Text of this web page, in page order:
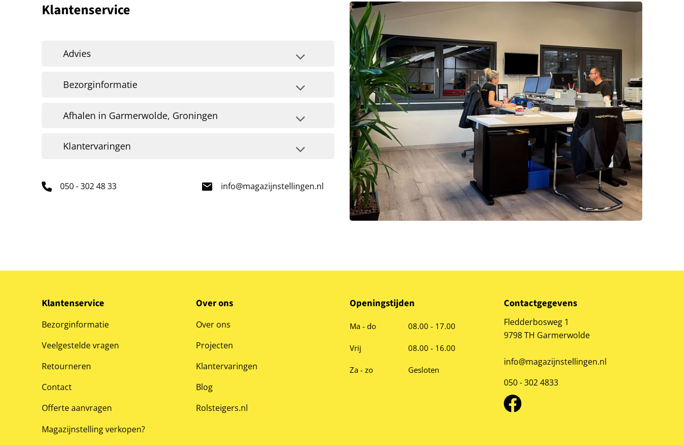
Klantenservice
Advies
Bezorginformatie
Afhalen in Garmerwolde, Groningen
Klantervaringen
050 - 302 48 33 info@magazijnstellingen.nl
Klantenservice
Bezorginformatie
Veelgestelde vragen
Retourneren
Contact
Offerte aanvragen
Magazijnstelling verkopen?
Over ons
Over ons
Projecten
Klantervaringen
Blog
Rolsteigers.nl
Openingstijden
Ma - do 08.00 - 17.00
Vrij 08.00 - 16.00
Za - zo Gesloten
Contactgegevens
Fledderbosweg 1
9798 TH Garmerwolde
info@magazijnstellingen.nl
050 - 302 4833